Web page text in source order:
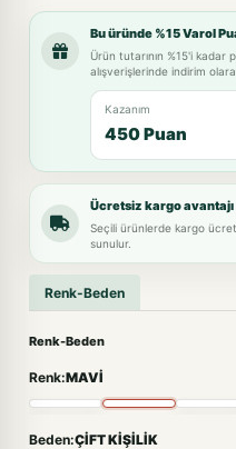
Bu üründe %15 Varol
Ürün tutarının %15'i kadar
alışverişlerinde indirim
Kazanım
450 Puan
Ücretsiz kargo avantajı
Seçili ürünlerde kargo
sunulur.
Renk-Beden
Renk-Beden
Renk:MAVİ
Beden:ÇİFT KİŞİLİK